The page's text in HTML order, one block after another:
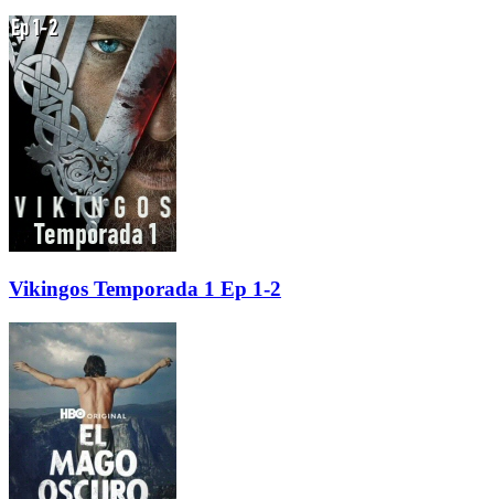
Vikingos Temporada 1 Ep 1-2